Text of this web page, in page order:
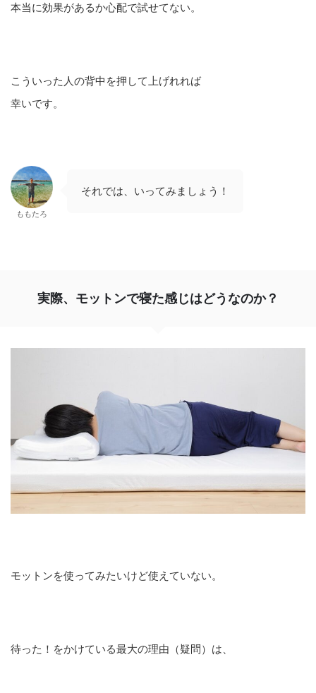
本当に効果があるか心配で試せてない。
こういった人の背中を押して上げれれば
幸いです。
ももたろ
それでは、いってみましょう！
実際、モットンで寝た感じはどうなのか？
モットンを使ってみたいけど使えていない。
待った！をかけている最大の理由（疑問）は、